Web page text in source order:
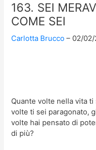
163. SEI
COME SEI
Carlotta Brucco 02/
Quante volte nella vita
volte ti sei paragonato,
volte hai pensato di
di più?